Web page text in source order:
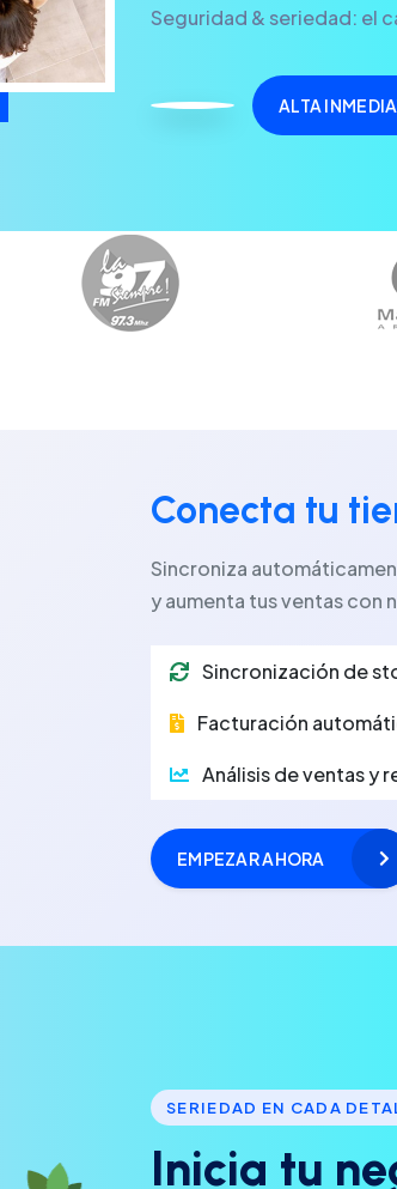
Seguridad & seriedad: el
ALTA
Conecta tu
Sincroniza
y aumenta tus ventas con
Sincronización de
Facturación
Análisis de ventas y
EMPEZAR AHORA
SERIEDAD EN CADA
Inicia tu ne